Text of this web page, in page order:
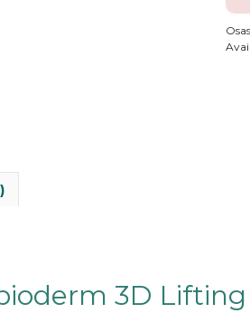
3D